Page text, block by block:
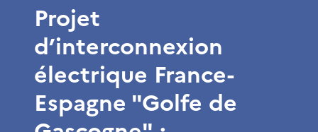
Projet
d’interconnexion
électrique France-
Espagne "Golfe de